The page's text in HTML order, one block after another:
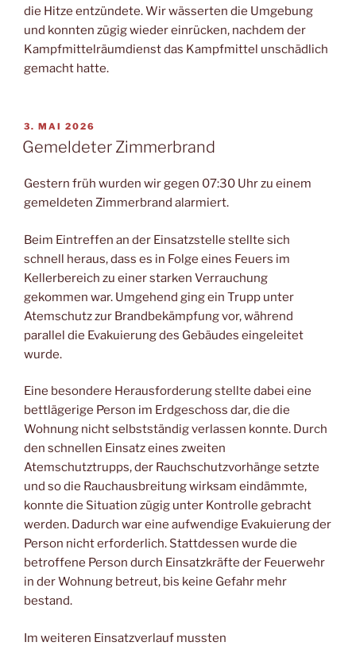
die Hitze entzündete. Wir wässerten die Umgebung
und konnten zügig wieder einrücken, nachdem der
Kampfmittelräumdienst das Kampfmittel unschädlich
gemacht hatte.
VERÖFFENTLICHT
AM
3. MAI 2026
Gemeldeter Zimmerbrand
Gestern früh wurden wir gegen 07:30 Uhr zu einem
gemeldeten Zimmerbrand alarmiert.
Beim Eintreffen an der Einsatzstelle stellte sich
schnell heraus, dass es in Folge eines Feuers im
Kellerbereich zu einer starken Verrauchung
gekommen war. Umgehend ging ein Trupp unter
Atemschutz zur Brandbekämpfung vor, während
parallel die Evakuierung des Gebäudes eingeleitet
wurde.
Eine besondere Herausforderung stellte dabei eine
bettlägerige Person im Erdgeschoss dar, die die
Wohnung nicht selbstständig verlassen konnte. Durch
den schnellen Einsatz eines zweiten
Atemschutztrupps, der Rauchschutzvorhänge setzte
und so die Rauchausbreitung wirksam eindämmte,
konnte die Situation zügig unter Kontrolle gebracht
werden. Dadurch war eine aufwendige Evakuierung der
Person nicht erforderlich. Stattdessen wurde die
betroffene Person durch Einsatzkräfte der Feuerwehr
in der Wohnung betreut, bis keine Gefahr mehr
bestand.
Im weiteren Einsatzverlauf mussten